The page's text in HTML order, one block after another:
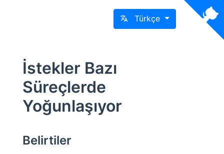
Türkçe
İstekler Bazı
Süreçlerde
Yoğunlaşıyor
Belirtiler